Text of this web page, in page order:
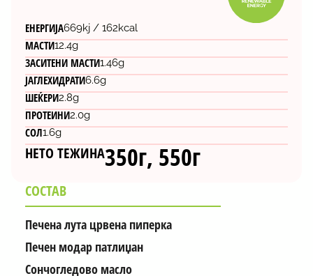
ЕНЕРГИЈА669kj / 162kcal
МАСТИ12.4g
ЗАСИТЕНИ МАСТИ1.46g
ЈАГЛЕХИДРАТИ6.6g
ШЕЌЕРИ2.8g
ПРОТЕИНИ2.0g
СОЛ1.6g
НЕТО ТЕЖИНА350г, 550г
СОСТАВ
Печена лута црвена пиперка
Печен модар патлиџан
Сончогледово масло